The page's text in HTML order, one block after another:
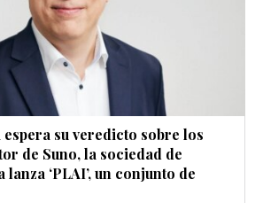
su veredicto sobre los
de Suno, la sociedad de
‘PLAI’, un conjunto de